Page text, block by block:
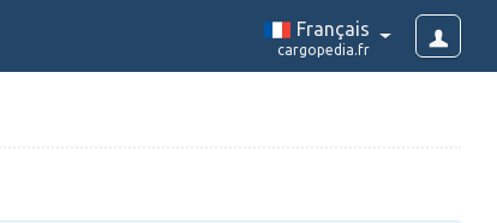
Français
cargopedia.fr